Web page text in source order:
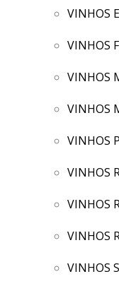
VINHOS
VINHOS
VINHOS
VINHOS
VINHOS
VINHOS
VINHOS
VINHOS
VINHOS